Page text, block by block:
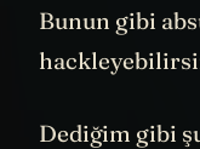
Bunun gibi
Dediğim gibi